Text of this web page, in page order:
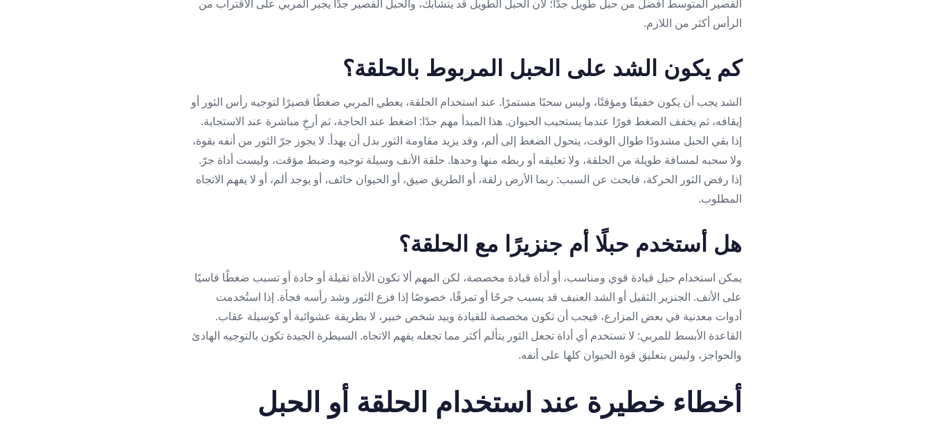
القصير المتوسط أفضل من حبل طويل جدًا؛ لأن الحبل الطويل قد يتشابك، والحبل القصير جدًا يجبر المربي على الاقتراب من
الرأس أكثر من اللازم.
كم يكون الشد على الحبل المربوط بالحلقة؟
الشد يجب أن يكون خفيفًا ومؤقتًا، وليس سحبًا مستمرًا. عند استخدام الحلقة، يعطي المربي ضغطًا قصيرًا لتوجيه رأس الثور أو
إيقافه، ثم يخفف الضغط فورًا عندما يستجيب الحيوان. هذا المبدأ مهم جدًا: اضغط عند الحاجة، ثم أرخِ مباشرة عند الاستجابة.
إذا بقي الحبل مشدودًا طوال الوقت، يتحول الضغط إلى ألم، وقد يزيد مقاومة الثور بدل أن يهدأ. لا يجوز جرّ الثور من أنفه بقوة،
ولا سحبه لمسافة طويلة من الحلقة، ولا تعليقه أو ربطه منها وحدها. حلقة الأنف وسيلة توجيه وضبط مؤقت، وليست أداة جرّ.
إذا رفض الثور الحركة، فابحث عن السبب: ربما الأرض زلقة، أو الطريق ضيق، أو الحيوان خائف، أو يوجد ألم، أو لا يفهم الاتجاه
المطلوب.
هل أستخدم حبلًا أم جنزيرًا مع الحلقة؟
يمكن استخدام حبل قيادة قوي ومناسب، أو أداة قيادة مخصصة، لكن المهم ألا تكون الأداة ثقيلة أو حادة أو تسبب ضغطًا قاسيًا
على الأنف. الجنزير الثقيل أو الشد العنيف قد يسبب جرحًا أو تمزقًا، خصوصًا إذا فزع الثور وشد رأسه فجأة. إذا استُخدمت
أدوات معدنية في بعض المزارع، فيجب أن تكون مخصصة للقيادة وبيد شخص خبير، لا بطريقة عشوائية أو كوسيلة عقاب.
القاعدة الأبسط للمربي: لا تستخدم أي أداة تجعل الثور يتألم أكثر مما تجعله يفهم الاتجاه. السيطرة الجيدة تكون بالتوجيه الهادئ
والحواجز، وليس بتعليق قوة الحيوان كلها على أنفه.
أخطاء خطيرة عند استخدام الحلقة أو الحبل